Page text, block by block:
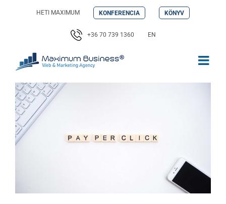
HETI MAXIMUM KONFERENCIA KÖNYV
+36 70 739 1360 EN